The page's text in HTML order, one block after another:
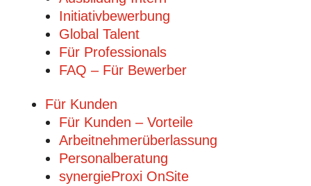
Initiativbewerbung
Global Talent
Für Professionals
FAQ – Für Bewerber
Für Kunden
Für Kunden – Vorteile
Arbeitnehmerüberlassung
Personalberatung
synergieProxi OnSite